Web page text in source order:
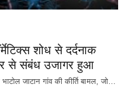
शोध से दर्दनाक
से संबंध उजागर हुआ
जाटान गांव की कीर्ति बामल, जो…